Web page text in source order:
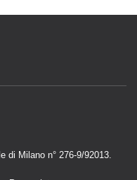
di Milano n° 276-9/92013.